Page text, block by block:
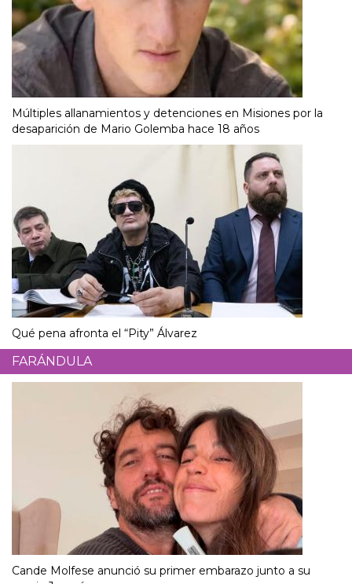
Múltiples allanamientos y detenciones en Misiones por la
desaparición de Mario Golemba hace 18 años
Qué pena afronta el “Pity” Álvarez
FARÁNDULA
Cande Molfese anunció su primer embarazo junto a su